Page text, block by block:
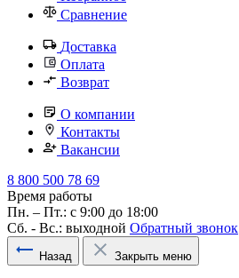
Сравнение
Доставка
Оплата
Возврат
О компании
Контакты
Вакансии
8 800 500 78 69
Время работы
Пн. – Пт.: с 9:00 до 18:00
Сб. - Вс.: выходной Обратный звонок
Назад Закрыть меню